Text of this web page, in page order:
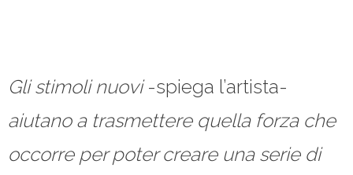
Gli stimoli nuovi-spiega l’artista-
aiutano a trasmettere quella forza che
occorre per poter creare una serie di